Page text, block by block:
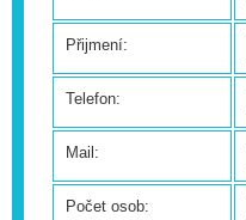
Přijmení:
Telefon:
Mail:
Počet osob: